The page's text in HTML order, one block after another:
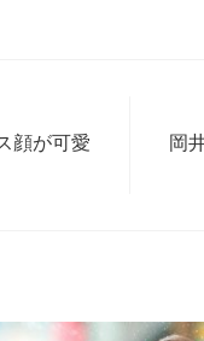
顔が可愛
岡